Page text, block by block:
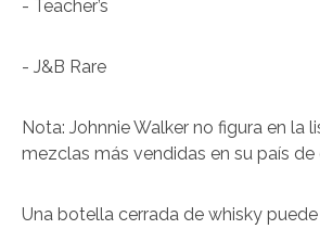
- Teacher’s
- J&B Rare
Nota: Johnnie Walker no figura en la
mezclas más vendidas en su país de
Una botella cerrada de whisky